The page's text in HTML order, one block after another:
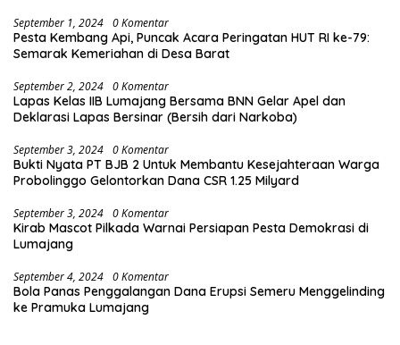
September 1, 2024 0 Komentar
Pesta Kembang Api, Puncak Acara Peringatan HUT RI ke-79:
Semarak Kemeriahan di Desa Barat
September 2, 2024 0 Komentar
Lapas Kelas IIB Lumajang Bersama BNN Gelar Apel dan
Deklarasi Lapas Bersinar (Bersih dari Narkoba)
September 3, 2024 0 Komentar
Bukti Nyata PT BJB 2 Untuk Membantu Kesejahteraan Warga
Probolinggo Gelontorkan Dana CSR 1.25 Milyard
September 3, 2024 0 Komentar
Kirab Mascot Pilkada Warnai Persiapan Pesta Demokrasi di
Lumajang
September 4, 2024 0 Komentar
Bola Panas Penggalangan Dana Erupsi Semeru Menggelinding
ke Pramuka Lumajang